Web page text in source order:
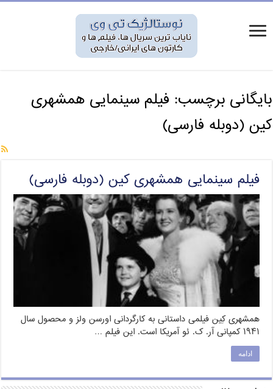
بایگانی برچسب: فیلم سینمایی همشهری
کین (دوبله فارسی)
فیلم سینمایی همشهری کین (دوبله فارسی)
همشهری کِین فیلمی داستانی به کارگردانی اورسن ولز و محصول سال
۱۹۴۱ کمپانی آر. ک. ئو آمریکا است. این فیلم …
ادامه